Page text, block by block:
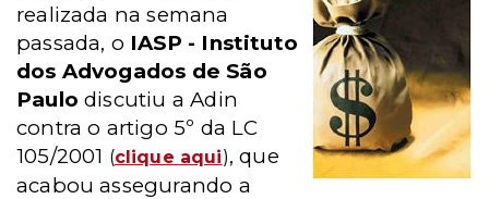
realizada na semana
passada, o IASP - Instituto
dos Advogados de São
Paulo discutiu a Adin
contra o artigo 5º da LC
105/2001 (clique aqui), que
acabou assegurando a